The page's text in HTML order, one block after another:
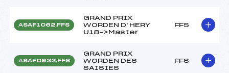
ASAF1062.FFS
GRAND PRIX
WORDEN D' HERY
U18->Master
FFS
ASAF0932.FFS
GRAND PRIX
WORDEN DES
SAISIES
FFS